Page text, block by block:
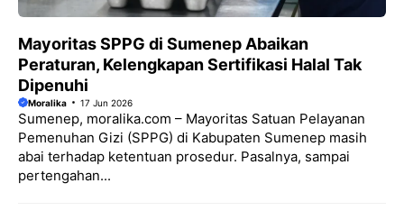
Mayoritas SPPG di Sumenep Abaikan
Peraturan, Kelengkapan Sertifikasi Halal Tak
Dipenuhi
Moralika 17 Jun 2026
Sumenep, moralika.com – Mayoritas Satuan Pelayanan
Pemenuhan Gizi (SPPG) di Kabupaten Sumenep masih
abai terhadap ketentuan prosedur. Pasalnya, sampai
pertengahan...